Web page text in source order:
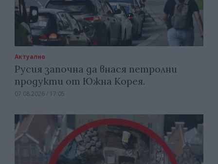
Актуално
Русия започна да внася петролни
продукти от Южна Корея.
07.08.2026 / 17:05